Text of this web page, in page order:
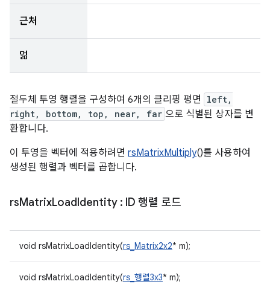
근처
멂
절두체 투영 행렬을 구성하여 6개의 클리핑 평면
left,
right, bottom, top, near, far 으로 식별된 상자를 변
환합니다.
이 투영을 벡터에 적용하려면 rsMatrixMultiply()를 사용하여
생성된 행렬과 벡터를 곱합니다.
rsMatrixLoad Identity : ID 행렬 로드
void rsMatrixLoadIdentity(rs_Matrix2x2* m);
void rsMatrixLoadIdentity(rs_행렬3x3* m);